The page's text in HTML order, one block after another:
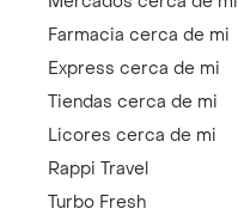
Farmacia cerca de mi
Express cerca de mi
Tiendas cerca de mi
Licores cerca de mi
Rappi Travel
Turbo Fresh